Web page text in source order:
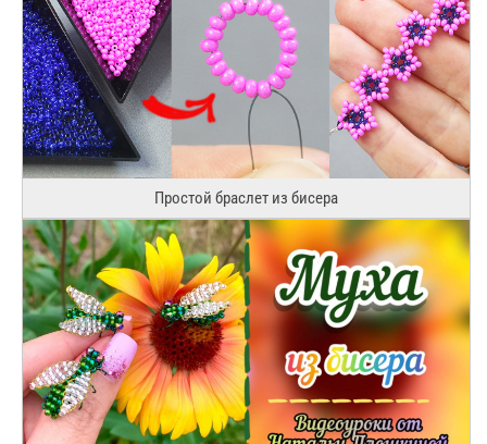
Простой браслет из бисера